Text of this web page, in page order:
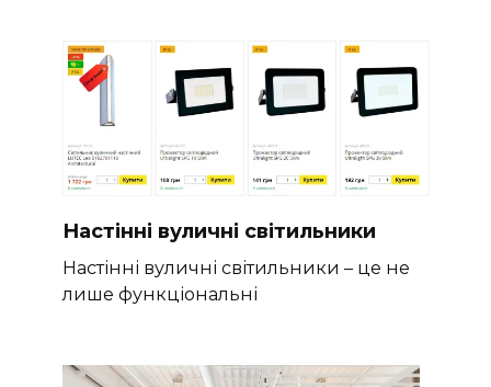
Настінні вуличні світильники
Настінні вуличні світильники – це не
лише функціональні